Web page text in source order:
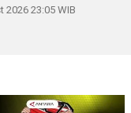
2026 23:05 WIB